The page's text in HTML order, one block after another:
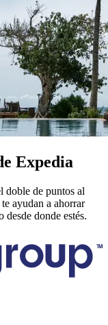
Expedia
doble de puntos al
ayudan a ahorrar
desde donde estés.